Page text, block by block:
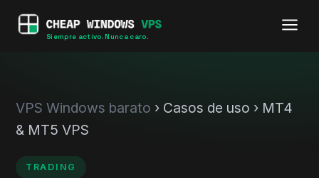
Siempre activo. Nunca caro.
VPS Windows barato › Casos de uso › MT4
& MT5 VPS
TRADING